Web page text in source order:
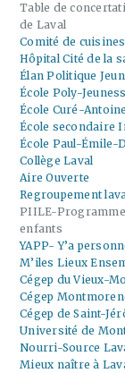
Table de
de Laval
Comité de
Hôpital Cité de la
Élan Politique
École Poly-
École Curé-
École secondaire
École Paul-Émile-
Collège Laval
Aire Ouverte
Regroupement
PIILE-
enfants
YAPP- Y’a
M’iles Lieux
Cégep du Vieux-
Cégep
Cégep de Saint-
Université de
Nourri-Source
Mieux naître à